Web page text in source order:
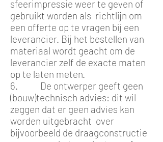
sfeerimpressie weer te geven of
gebruikt worden als richtlijn om
een offerte op te vragen bij een
leverancier. Bij het bestellen van
materiaal wordt geacht om de
leverancier zelf de exacte maten
op te laten meten.
6. De ontwerper geeft geen
(bouw)technisch advies: dit wil
zeggen dat er geen advies kan
worden uitgebracht over
bijvoorbeeld de draagconstructie